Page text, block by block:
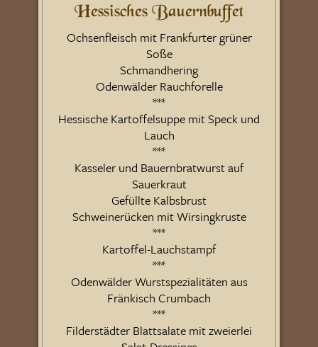
Hessisches Bauernbuffet
Ochsenfleisch mit Frankfurter grüner
Soße
Schmandhering
Odenwälder Rauchforelle
***
Hessische Kartoffelsuppe mit Speck und
Lauch
***
Kasseler und Bauernbratwurst auf
Sauerkraut
Gefüllte Kalbsbrust
Schweinerücken mit Wirsingkruste
***
Kartoffel-Lauchstampf
***
Odenwälder Wurstspezialitäten aus
Fränkisch Crumbach
***
Filderstädter Blattsalate mit zweierlei